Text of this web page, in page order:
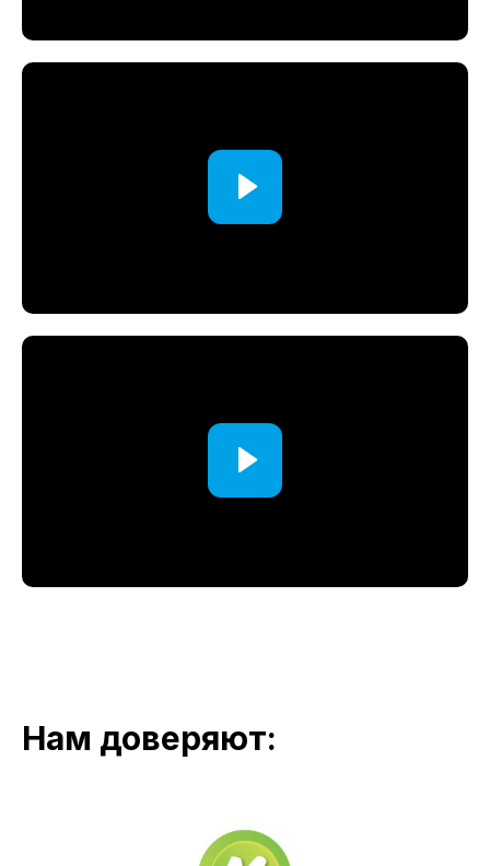
Нам доверяют: